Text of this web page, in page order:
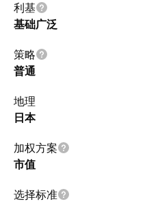
利基
基础广泛
策略
普通
地理
日本
加权方案
市值
选择标准